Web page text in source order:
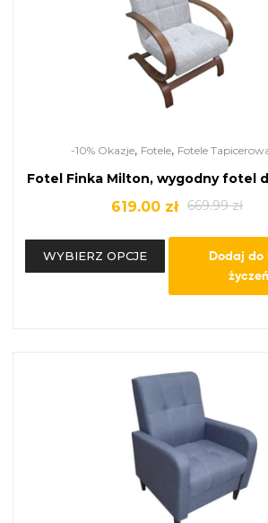
-10% Okazje, Fotele, Fotele
Fotel Finka Milton, wygodny fotel
669.99zł
619.00 zł
WYBIERZ OPCJE
Dodaj do
życzeń